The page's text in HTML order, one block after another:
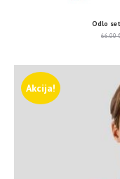
Odlo
66.00
Akcija!